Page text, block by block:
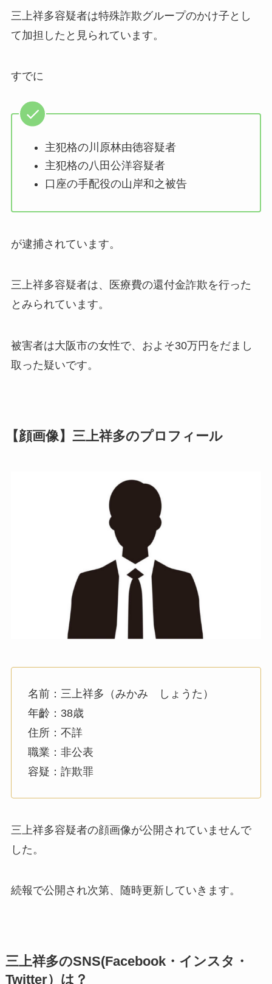
三上祥多容疑者は特殊詐欺グループのかけ子とし
て加担したと見られています。
すでに
主犯格の川原林由徳容疑者
主犯格の八田公洋容疑者
口座の手配役の山岸和之被告
が逮捕されています。
三上祥多容疑者は、医療費の還付金詐欺を行った
とみられています。
被害者は大阪市の女性で、およそ30万円をだまし
取った疑いです。
【顔画像】三上祥多のプロフィール
名前：三上祥多（みかみ しょうた）
年齡：38歳
住所：不詳
職業：非公表
容疑：詐欺罪
三上祥多容疑者の顔画像が公開されていませんで
した。
続報で公開され次第、随時更新していきます。
三上祥多のSNS(Facebook・インスタ・
Twitter）は？